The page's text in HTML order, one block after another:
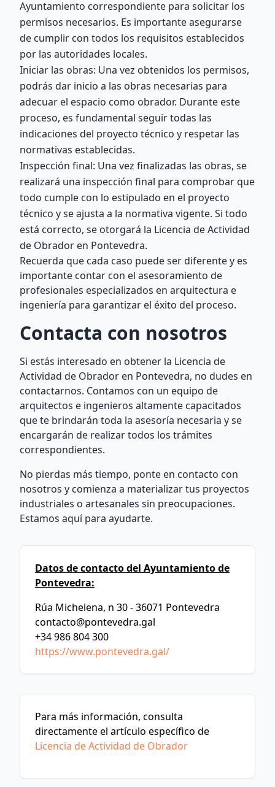
Ayuntamiento correspondiente para solicitar los
permisos necesarios. Es importante asegurarse
de cumplir con todos los requisitos establecidos
por las autoridades locales.
Iniciar las obras: Una vez obtenidos los permisos,
podrás dar inicio a las obras necesarias para
adecuar el espacio como obrador. Durante este
proceso, es fundamental seguir todas las
indicaciones del proyecto técnico y respetar las
normativas establecidas.
Inspección final: Una vez finalizadas las obras, se
realizará una inspección final para comprobar que
todo cumple con lo estipulado en el proyecto
técnico y se ajusta a la normativa vigente. Si todo
está correcto, se otorgará la Licencia de Actividad
de Obrador en Pontevedra.
Recuerda que cada caso puede ser diferente y es
importante contar con el asesoramiento de
profesionales especializados en arquitectura e
ingeniería para garantizar el éxito del proceso.
Contacta con nosotros
Si estás interesado en obtener la Licencia de
Actividad de Obrador en Pontevedra, no dudes en
contactarnos. Contamos con un equipo de
arquitectos e ingenieros altamente capacitados
que te brindarán toda la asesoría necesaria y se
encargarán de realizar todos los trámites
correspondientes.
No pierdas más tiempo, ponte en contacto con
nosotros y comienza a materializar tus proyectos
industriales o artesanales sin preocupaciones.
Estamos aquí para ayudarte.
Datos de contacto del Ayuntamiento de
Pontevedra:
Rúa Michelena, n 30 - 36071 Pontevedra
contacto@pontevedra.gal
+34 986 804 300
https://www.pontevedra.gal/
Para más información, consulta
directamente el artículo específico de
Licencia de Actividad de Obrador